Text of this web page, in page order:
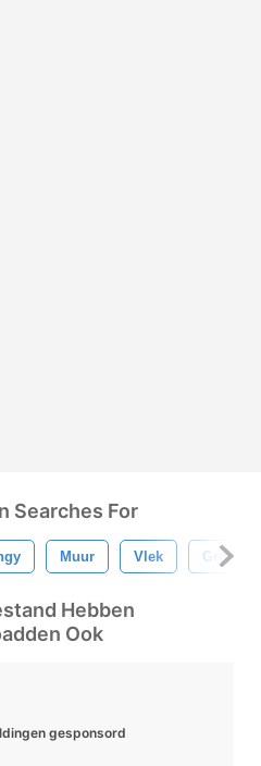
Searches For
Muur Vlek Grond
Hebben
Ook
gesponsord